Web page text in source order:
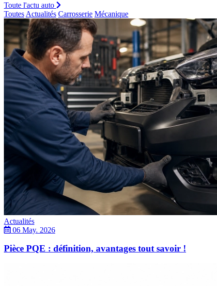
Toute l'actu auto
Toutes Actualités Carrosserie Mécanique
Actualités
06 May. 2026
Pièce PQE : définition, avantages tout savoir !